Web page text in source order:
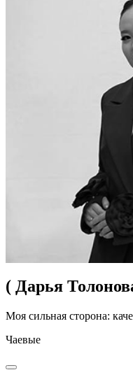
( Дарья
Моя сильная сторона:
Чаевые